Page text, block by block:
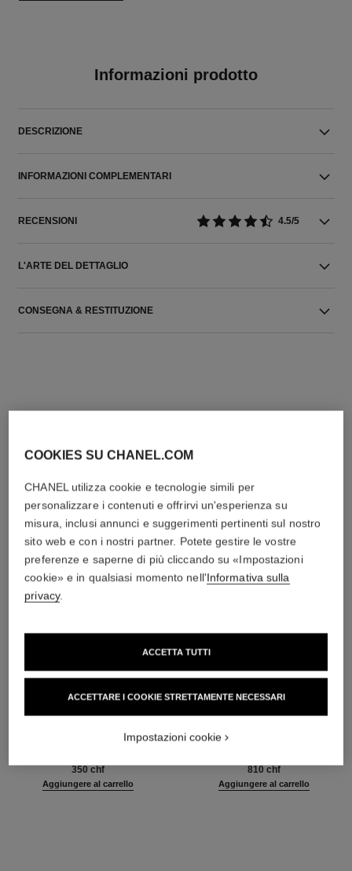
Informazioni prodotto
DESCRIZIONE
INFORMAZIONI COMPLEMENTARI
RECENSIONI 4.5/5
L'ARTE DEL DETTAGLIO
CONSEGNA & RESTITUZIONE
L'ACCORDO PERFETTO
sublimage le sérum yeux
Siero Occhi D’eccezione:
Ref. 147960
350 chf
Aggiungere al carrello
sublimage l'extrait de nuit
Concentrato Notte Riparatore
Ref. 144870
810 chf
Aggiungere al carrello
COOKIES SU CHANEL.COM
CHANEL utilizza cookie e tecnologie simili per
personalizzare i contenuti e offrirvi un'esperienza su
misura, inclusi annunci e suggerimenti pertinenti sul nostro
sito web e con i nostri partner. Potete gestire le vostre
preferenze e saperne di più cliccando su «Impostazioni
cookie» e in qualsiasi momento nell'Informativa sulla
privacy.
ACCETTARE I COOKIE STRETTAMENTE NECESSARI
ACCETTA TUTTI
Impostazioni cookie